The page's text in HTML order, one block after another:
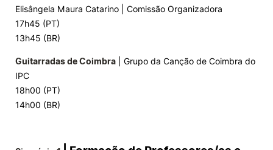
Elisângela Maura Catarino | Comissão Organizadora
17h45 (PT)
13h45 (BR)
Guitarradas de Coimbra | Grupo da Canção de Coimbra do
IPC
18h00 (PT)
14h00 (BR)